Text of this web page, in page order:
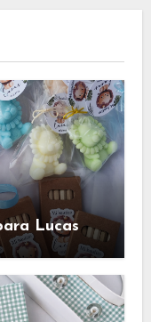
Lucas